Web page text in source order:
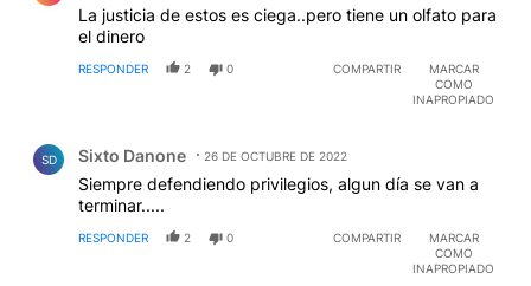
La justicia de estos es ciega..pero tiene un olfato para
el dinero
RESPONDER 2 0 COMPARTIR
MARCAR
COMO
INAPROPIADO
SD Sixto Danone 26 DE OCTUBRE DE 2022
Siempre defendiendo privilegios, algun día se van a
terminar.....
RESPONDER 2 0 COMPARTIR
MARCAR
COMO
INAPROPIADO